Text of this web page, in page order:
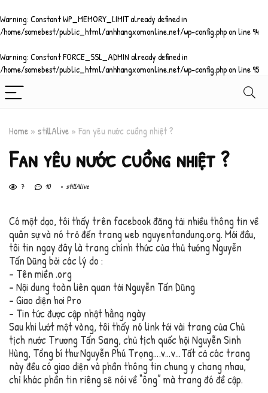
Warning: Constant WP_MEMORY_LIMIT already defined in
/home/somebest/public_html/anhhangxomonline.net/wp-config.phpon line94
Warning: Constant FORCE_SSL_ADMIN already defined in
/home/somebest/public_html/anhhangxomonline.net/wp-config.phpon line95
Home » stillAlive » Fan yêu nước cuồng nhiệt ?
Fan yêu nước cuồng nhiệt ?
7 10 stillAlive
Có một dạo, tôi thấy trên facebook đăng tải nhiều thông tin về
quân sự và nó trỏ đến trang web nguyentandung.org. Mới đầu,
tôi tin ngay đây là trang chính thức của thủ tướng Nguyễn
Tấn Dũng bởi các lý do :
– Tên miền .org
– Nội dung toàn liên quan tới Nguyễn Tấn Dũng
– Giao diện hơi Pro
– Tin tức được cập nhật hằng ngày
Sau khi lướt một vòng, tôi thấy nó link tới vài trang của Chủ
tịch nước Trương Tấn Sang, chủ tịch quốc hội Nguyễn Sinh
Hùng, Tổng bí thư Nguyễn Phú Trọng….v…v…Tất cả các trang
này đều có giao diện và phần thông tin chung y chang nhau,
chỉ khác phần tin riêng sẽ nói về “ông” mà trang đó đề cập.